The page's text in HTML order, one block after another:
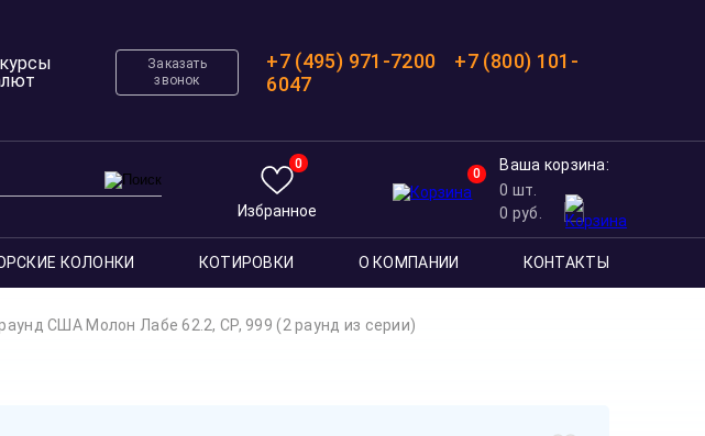
Заказать
звонок
+7 (495) 971-7200
+7 (800) 101-
6047
0
Избранное
0
Ваша корзина:
0 шт.
0 руб.
КОЛОНКИ КОТИРОВКИ О КОМПАНИИ КОНТАКТЫ
США Молон Лабе 62.2, СР, 999 (2 раунд из серии)